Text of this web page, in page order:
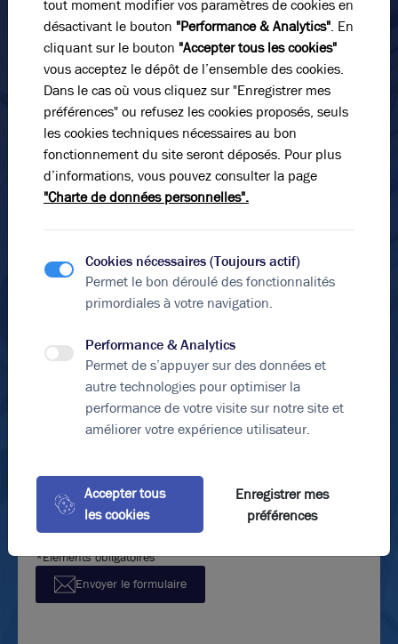
Nom*
Prénom*
E-mail*
N° de téléphone*
Message
informations saisies soient exploitées dans le cadre de
ma demande et de la relation commerciale qui peut en
découler.
*Éléments obligatoires
Envoyer le formulaire
tout moment modifier vos paramètres de cookies en
désactivant le bouton "Performance & Analytics". En
cliquant sur le bouton "Accepter tous les cookies"
vous acceptez le dépôt de l’ensemble des cookies.
Dans le cas où vous cliquez sur "Enregistrer mes
préférences" ou refusez les cookies proposés, seuls
les cookies techniques nécessaires au bon
fonctionnement du site seront déposés. Pour plus
d’informations, vous pouvez consulter la page
"Charte de données personnelles".
Cookies nécessaires (Toujours actif)
Permet le bon déroulé des fonctionnalités
primordiales à votre navigation.
Performance & Analytics
Permet de s’appuyer sur des données et
autre technologies pour optimiser la
performance de votre visite sur notre site et
améliorer votre expérience utilisateur.
Accepter tous
les cookies
Enregistrer mes
préférences